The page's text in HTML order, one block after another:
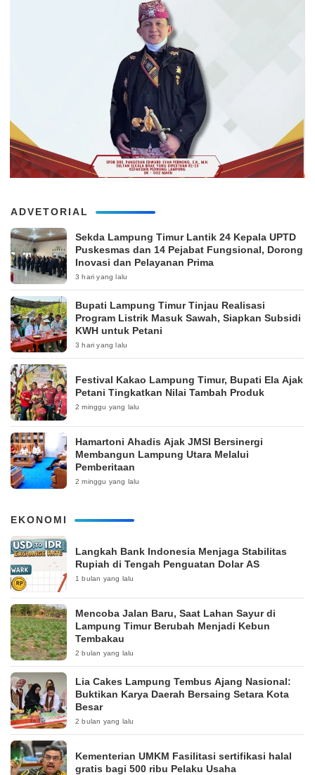
ADVETORIAL
‎Sekda Lampung Timur Lantik 24 Kepala UPTD
Puskesmas dan 14 Pejabat Fungsional, Dorong
Inovasi dan Pelayanan Prima
3 hari yang lalu
Bupati Lampung Timur Tinjau Realisasi
Program Listrik Masuk Sawah, Siapkan Subsidi
KWH untuk Petani
3 hari yang lalu
‎Festival Kakao Lampung Timur, Bupati Ela Ajak
Petani Tingkatkan Nilai Tambah Produk
2 minggu yang lalu
Hamartoni Ahadis Ajak JMSI Bersinergi
Membangun Lampung Utara Melalui
Pemberitaan
2 minggu yang lalu
EKONOMI
Langkah Bank Indonesia Menjaga Stabilitas
Rupiah di Tengah Penguatan Dolar AS
1 bulan yang lalu
Mencoba Jalan Baru, Saat Lahan Sayur di
Lampung Timur Berubah Menjadi Kebun
Tembakau
2 bulan yang lalu
Lia Cakes Lampung Tembus Ajang Nasional:
Buktikan Karya Daerah Bersaing Setara Kota
Besar
2 bulan yang lalu
Kementerian UMKM Fasilitasi sertifikasi halal
gratis bagi 500 ribu Pelaku Usaha